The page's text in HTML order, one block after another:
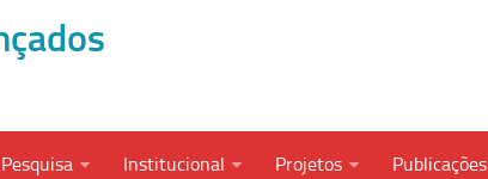
Pesquisa Institucional Projetos Publicações